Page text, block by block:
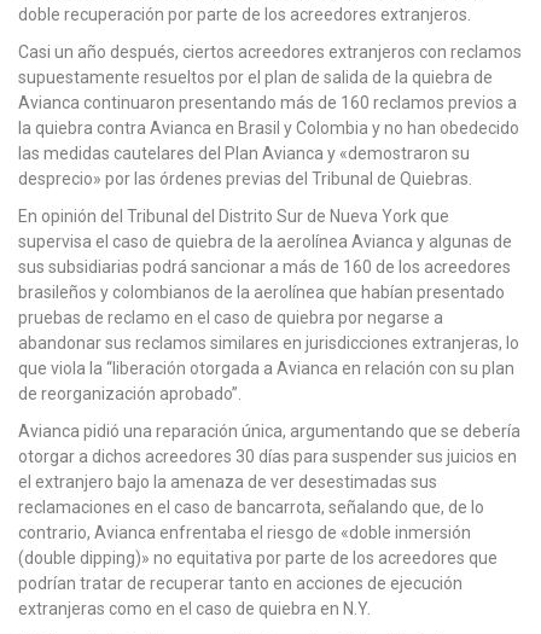
doble recuperación por parte de los acreedores extranjeros.
Casi un año después, ciertos acreedores extranjeros con reclamos
supuestamente resueltos por el plan de salida de la quiebra de
Avianca continuaron presentando más de 160 reclamos previos a
la quiebra contra Avianca en Brasil y Colombia y no han obedecido
las medidas cautelares del Plan Avianca y «demostraron su
desprecio» por las órdenes previas del Tribunal de Quiebras.
En opinión del Tribunal del Distrito Sur de Nueva York que
supervisa el caso de quiebra de la aerolínea Avianca y algunas de
sus subsidiarias podrá sancionar a más de 160 de los acreedores
brasileños y colombianos de la aerolínea que habían presentado
pruebas de reclamo en el caso de quiebra por negarse a
abandonar sus reclamos similares en jurisdicciones extranjeras, lo
que viola la “liberación otorgada a Avianca en relación con su plan
de reorganización aprobado”.
Avianca pidió una reparación única, argumentando que se debería
otorgar a dichos acreedores 30 días para suspender sus juicios en
el extranjero bajo la amenaza de ver desestimadas sus
reclamaciones en el caso de bancarrota, señalando que, de lo
contrario, Avianca enfrentaba el riesgo de «doble inmersión
(double dipping)» no equitativa por parte de los acreedores que
podrían tratar de recuperar tanto en acciones de ejecución
extranjeras como en el caso de quiebra en N.Y.